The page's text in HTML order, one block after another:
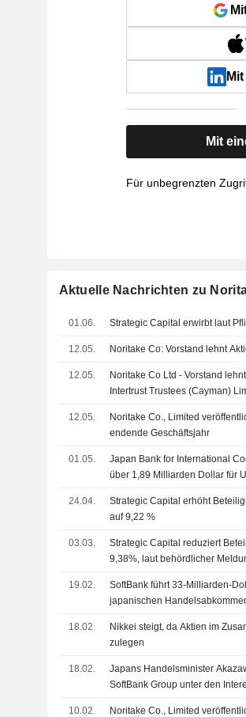
Mit
Für unbegrenzten
Aktuelle Nachrichten zu
01.06. Strategic Capital erwirbt laut
12.05. Noritake Co: Vorstand lehnt
12.05.
Noritake Co Ltd - Vorstand
Intertrust Trustees (Cayman)
12.05.
Noritake Co., Limited
endende Geschäftsjahr
01.05.
Japan Bank for International
über 1,89 Milliarden Dollar für
24.04.
Strategic Capital erhöht
auf 9,22 %
03.03.
Strategic Capital reduziert
9,38%, laut behördlicher
19.02.
SoftBank führt 33-Milliarden-
japanischen
18.02.
Nikkei steigt, da Aktien im
zulegen
18.02.
Japans Handelsminister
SoftBank Group unter den
10.02.
Noritake Co., Limited